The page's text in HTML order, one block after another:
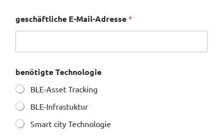
geschäftliche E-Mail-Adresse *
-
M
a
i
l
-
A
benötigte Technologie
BLE-Asset Tracking
BLE-Infrastuktur
Smart city Technologie